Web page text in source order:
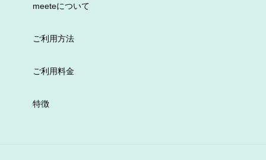
meeteについて
ご利用方法
ご利用料金
特徴